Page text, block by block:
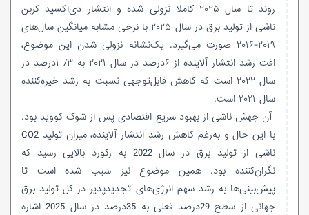
روند تا سال ۲۰۲۵ کاملا نزولی شده و انتشار دی‌اکسید کربن
ناشی از تولید برق در سال ۲۰۲۵ با نرخی مشابه میانگین سال‌های
۲۰۱۹-۲۰۱۶ صورت می‌گیرد. یک‌نشانه نزولی شدن این موضوع،
افت رشد انتشار آلاینده از ۶درصد در سال ۲۰۲۱ به ۳/ ۱درصد در
سال ۲۰۲۲ است که کاهش قابل‌توجهی نسبت به رشد خیره‌کننده
سال ۲۰۲۱ است.
آن جهش ناشی از بهبود سریع اقتصادی پس از شوک کووید بود.
با این حال و به‌رغم کاهش رشد انتشار آلاینده، میزان تولید CO2
ناشی از تولید برق در سال 2022 به رکورد بالایی رسید که
نگران‌‌‌کننده بود. همین موضوع نیز سبب شده است تا
پیش‌بینی‌‌‌ها به رشد سهم انرژی‌‌‌های تجدیدپذیر در کل تولید برق
جهانی از سطح 29‌درصد فعلی به 35‌درصد در سال 2025 اشاره